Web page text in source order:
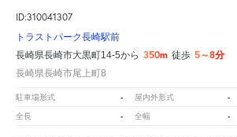
ID:310041307
トラストパーク長崎駅前
長崎県長崎市大黒町14-5から 350m 徒歩 5～8分
長崎県長崎市尾上町8
駐車場形式 - 屋内外形式 -
全長 - 全幅 -